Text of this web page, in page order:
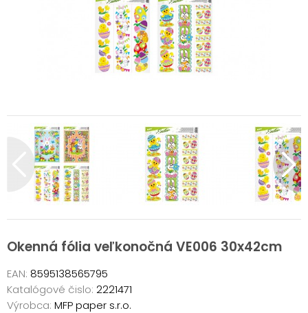
Okenná fólia veľkonočná VE006 30x42cm
EAN: 8595138565795
Katalógové čislo: 2221471
Výrobca: MFP paper s.r.o.